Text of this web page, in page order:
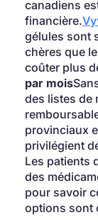
canadiens
financière.
gélules sont
chères que
coûter plus
par mois
des listes de
provinciaux
privilégient
Les patients
des
pour savoir
options sont